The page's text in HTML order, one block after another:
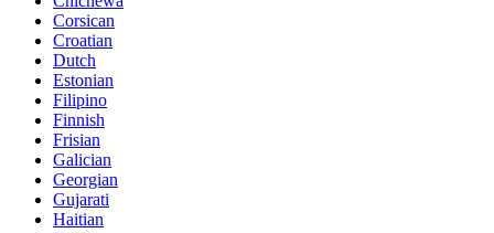
Corsican
Croatian
Dutch
Estonian
Filipino
Finnish
Frisian
Galician
Georgian
Gujarati
Haitian